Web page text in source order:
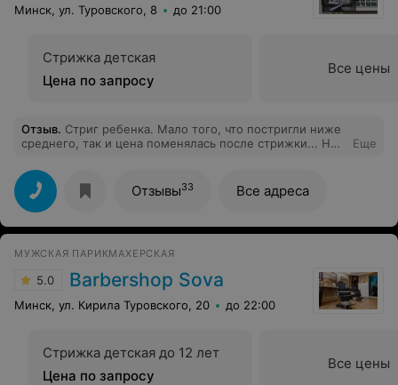
Минск, ул. Туровского, 8 до 21:00
Стрижка детская
Цена по запросу
Все цены
Отзыв. Стриг ребенка. Мало того, что постригли ниже
среднего, так и цена поменялась после стрижки... Не
обещали скидку на первый раз, по факту ничего дали и
качество не понравилось. К мастеру Владу Бурдюк не
советую. И вообще сильно задумайтесь о посещении
салона...
Еще
Отзывы33 Все адреса
МУЖСКАЯ ПАРИКМАХЕРСКАЯ
5.0 Barbershop Sova
Минск, ул. Кирила Туровского, 20 до 22:00
Стрижка детская до 12 лет
Цена по запросу
Все цены